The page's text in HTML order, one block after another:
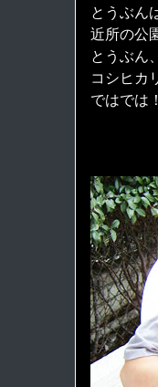
とうぶん
近所の公
とうぶん
コシヒカ
ではでは！